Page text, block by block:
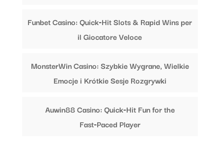
Funbet Casino: Quick‑Hit Slots & Rapid Wins per
il Giocatore Veloce
MonsterWin Casino: Szybkie Wygrane, Wielkie
Emocje i Krótkie Sesje Rozgrywki
Auwin88 Casino: Quick‑Hit Fun for the
Fast‑Paced Player